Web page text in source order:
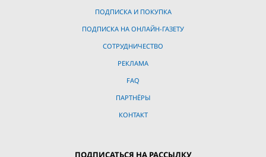
ПОДПИСКА И ПОКУПКА
ПОДПИСКА НА ОНЛАЙН-ГАЗЕТУ
СОТРУДНИЧЕСТВО
РЕКЛАМА
FAQ
ПАРТНЁРЫ
КОНТАКТ